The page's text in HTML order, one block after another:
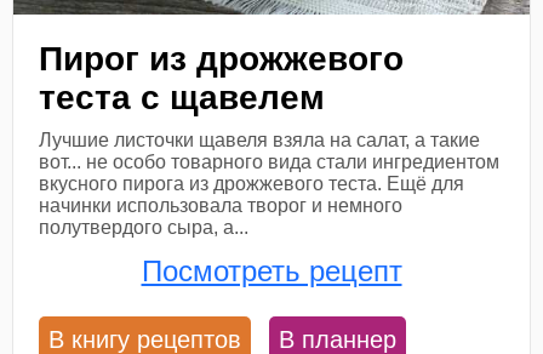
Пирог из дрожжевого
теста с щавелем
Лучшие листочки щавеля взяла на салат, а такие
вот... не особо товарного вида стали ингредиентом
вкусного пирога из дрожжевого теста. Ещё для
начинки использовала творог и немного
полутвердого сыра, а...
Посмотреть рецепт
В книгу рецептов В планнер